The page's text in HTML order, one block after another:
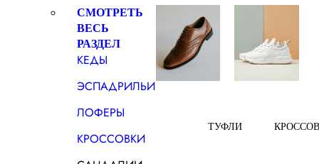
СМОТРЕТЬ
ВЕСЬ
РАЗДЕЛ
КЕДЫ
ЭСПАДРИЛЬИ
ЛОФЕРЫ
КРОССОВКИ
ТУФЛИ